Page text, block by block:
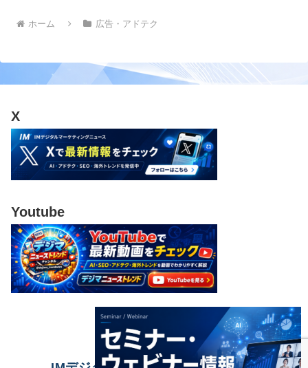
ホーム 広告・アドテク
X
Youtube